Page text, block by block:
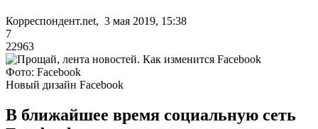
Корреспондент.net, 3 мая 2019, 15:38
7
22963
Фото: Facebook
Новый дизайн Facebook
В ближайшее время социальную сеть